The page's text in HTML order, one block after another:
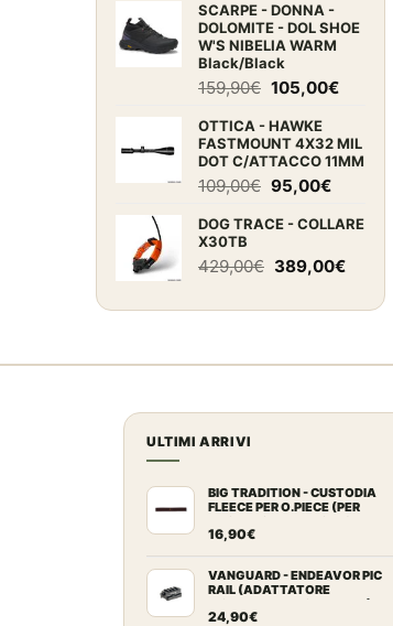
originale
era:
29,00€.
attuale
è:
SCARPE - DONNA -
DOLOMITE - DOL SHOE
W'S NIBELIA WARM
Black/Black
159,90€ Il
originale
era:
159,90€.
105,00€Il
è:
OTTICA - HAWKE
FASTMOUNT 4X32 MIL
DOT C/ATTACCO 11MM
109,00€ Il
originale
109,00€.
95,00€Il
attuale
95,00€.
DOG TRACE - COLLARE
X30TB
429,00€ Il
originale
389,00€Il
attuale
ULTIMI ARRIVI
BIG TRADITION - CUSTODIA
FLEECE PER O.PIECE (PER
16,90€
VANGUARD - ENDEAVOR PIC
RAIL (ADATTATORE
PICATINNY PER CARABINE)
24,90€